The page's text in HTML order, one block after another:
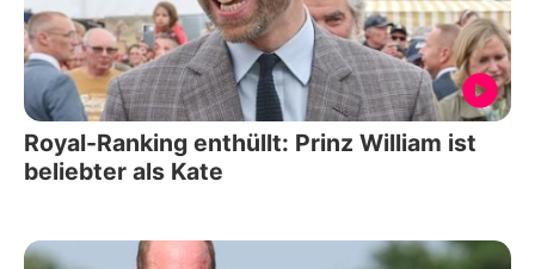
Royal-Ranking enthüllt: Prinz William ist
beliebter als Kate